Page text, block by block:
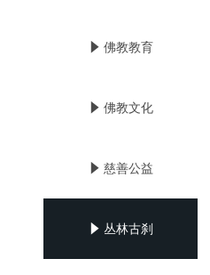
념 佛教教育
념 佛教文化
념 慈善公益
념 丛林古刹